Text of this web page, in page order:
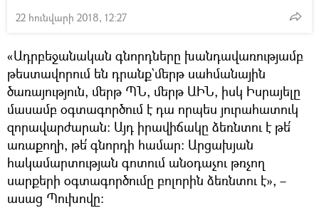
22 հունվարի 2018, 12:27
«Ադրբեջանական գնորդները խանդավառությամբ
թեստավորում են դրանք`մերթ սահմանային
ծառայություն, մերթ ՊՆ, մերթ ԱԻՆ, իսկ Իսրայելը
մասամբ օգտագործում է դա որպես յուրահատուկ
զորավարժարան։ Այդ իրավիճակը ձեռնտու է թե՛
առաքողի, թե՛ գնորդի համար։ Արցախյան
հակամարտության գոտում անօդաչու թռչող
սարքերի օգտագործումը բոլորին ձեռնտու է», –
ասաց Պուխովը։